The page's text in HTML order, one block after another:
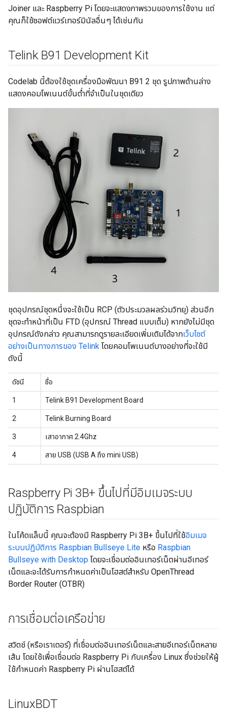
Joiner และ Raspberry Pi โดยจะแสดงภาพรวมของการใช้งาน แต่
คุณก็ใช้ซอฟต์แวร์เทอร์มินัลอื่นๆ ได้เช่นกัน
Telink B91 Development Kit
Codelab นี้ต้องใช้ชุดเครื่องมือพัฒนา B91 2 ชุด รูปภาพด้านล่าง
แสดงคอมโพเนนต์ขั้นต่ำที่จำเป็นในชุดเดียว
ชุดอุปกรณ์ชุดหนึ่งจะใช้เป็น RCP (ตัวประมวลผลร่วมวิทยุ) ส่วนอีก
ชุดจะทำหน้าที่เป็น FTD (อุปกรณ์ Thread แบบเต็ม) หากยังไม่มีชุด
อุปกรณ์ดังกล่าว คุณสามารถดูรายละเอียดเพิ่มเติมได้จากเว็บไซต์
อย่างเป็นทางการของ Telink โดยคอมโพเนนต์บางอย่างที่จะใช้มี
ดังนี้
ดัชนี ชื่อ
1 Telink B91 Development Board
2 Telink Burning Board
3 เสาอากาศ 2.4Ghz
4 สาย USB (USB A ถึง mini USB)
Raspberry Pi 3B+ ขึ้นไปที่มีอิมเมจระบบ
ปฏิบัติการ Raspbian
ในโค้ดแล็บนี้ คุณจะต้องมี Raspberry Pi 3B+ ขึ้นไปที่ใช้อิมเมจ
ระบบปฏิบัติการ Raspbian Bullseye Lite หรือ Raspbian
Bullseye with Desktop โดยจะเชื่อมต่ออินเทอร์เน็ตผ่านอีเทอร์
เน็ตและจะได้รับการกำหนดค่าเป็นโฮสต์สำหรับ OpenThread
Border Router (OTBR)
การเชื่อมต่อเครือข่าย
สวิตช์ (หรือเราเตอร์) ที่เชื่อมต่ออินเทอร์เน็ตและสายอีเทอร์เน็ตหลาย
เส้น โดยใช้เพื่อเชื่อมต่อ Raspberry Pi กับเครื่อง Linux ซึ่งช่วยให้ผู้
ใช้กำหนดค่า Raspberry Pi ผ่านโฮสต์ได้
LinuxBDT